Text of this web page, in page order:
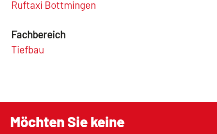
Ruftaxi Bottmingen
Fachbereich
Tiefbau
Möchten Sie keine